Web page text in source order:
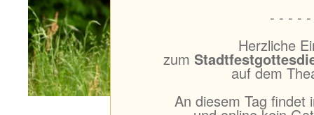
- - - -
Herzliche
zum
auf dem
An diesem Tag findet